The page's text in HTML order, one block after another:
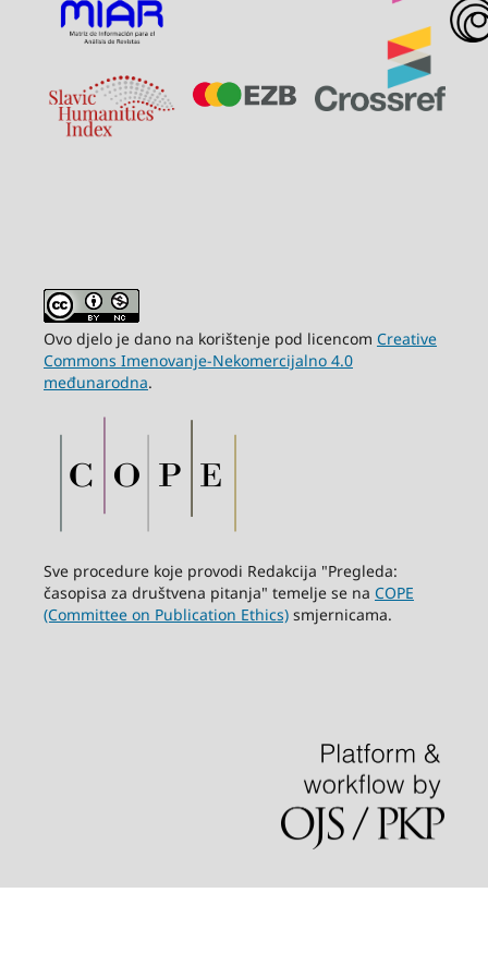
Ovo djelo je dano na korištenje pod licencom Creative
Commons Imenovanje-Nekomercijalno 4.0
međunarodna.
Sve procedure koje provodi Redakcija "Pregleda:
časopisa za društvena pitanja" temelje se na COPE
(Committee on Publication Ethics)smjernicama.